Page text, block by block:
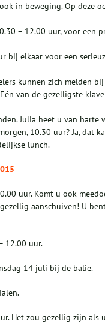
in beweging. Op deze
– 12.00 uur, voor een
elkaar voor een
kunnen zich melden
van de gezelligste
Julia heet u van harte
10.30 uur? Ja, dat
lunch.
uur. Komt u ook
aanschuiven! U
12.00 uur.
14 juli bij de balie.
Het zou gezellig zijn als